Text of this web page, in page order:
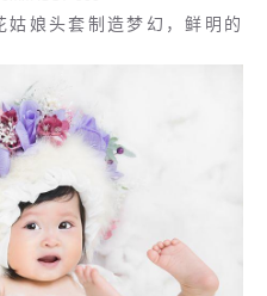
娘头套制造梦幻，鲜明的